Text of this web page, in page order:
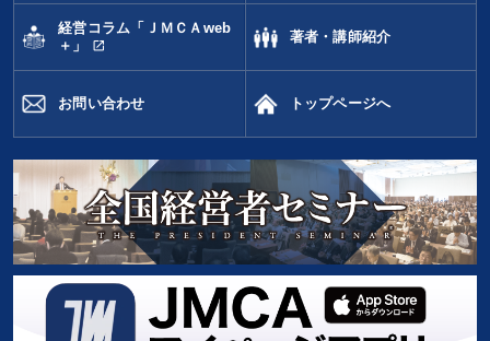
経営コラム「ＪＭＣＡweb
＋」
open_in_new
著者・講師紹介
お問い合わせ トップページへ